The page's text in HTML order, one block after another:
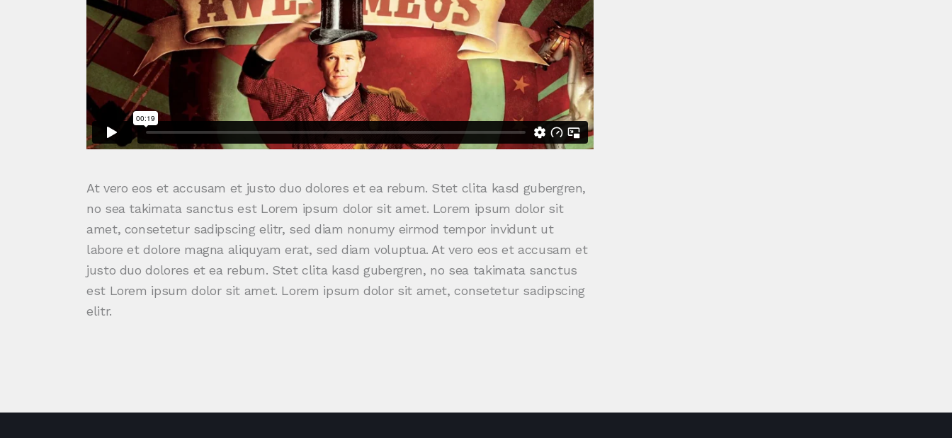
At vero eos et accusam et justo duo dolores et ea rebum. Stet clita kasd gubergren,
no sea takimata sanctus est Lorem ipsum dolor sit amet. Lorem ipsum dolor sit
amet, consetetur sadipscing elitr, sed diam nonumy eirmod tempor invidunt ut
labore et dolore magna aliquyam erat, sed diam voluptua. At vero eos et accusam et
justo duo dolores et ea rebum. Stet clita kasd gubergren, no sea takimata sanctus
est Lorem ipsum dolor sit amet. Lorem ipsum dolor sit amet, consetetur sadipscing
elitr.